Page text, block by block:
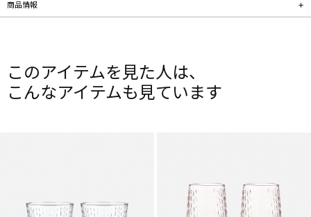
商品情報
このアイテムを見た人は、
こんなアイテムも見ています